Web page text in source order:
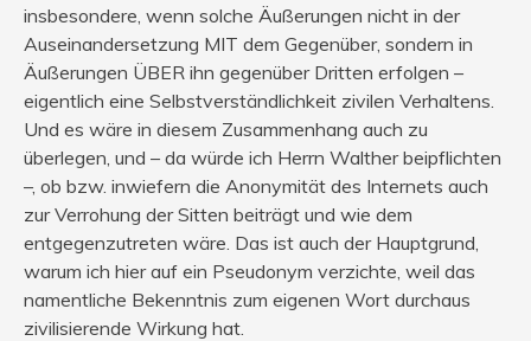
insbesondere, wenn solche Äußerungen nicht in der
Auseinandersetzung MIT dem Gegenüber, sondern in
Äußerungen ÜBER ihn gegenüber Dritten erfolgen –
eigentlich eine Selbstverständlichkeit zivilen Verhaltens.
Und es wäre in diesem Zusammenhang auch zu
überlegen, und – da würde ich Herrn Walther beipflichten
–, ob bzw. inwiefern die Anonymität des Internets auch
zur Verrohung der Sitten beiträgt und wie dem
entgegenzutreten wäre. Das ist auch der Hauptgrund,
warum ich hier auf ein Pseudonym verzichte, weil das
namentliche Bekenntnis zum eigenen Wort durchaus
zivilisierende Wirkung hat.